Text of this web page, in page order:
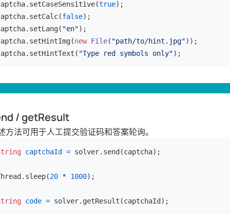
true);
false);
"en");
new File( "path/to/hint.jpg"));
"Type red symbols only");
/ getResult
方法可用于人工提交验证码和答案轮询。
captchaId = solver.send(captcha);
20 * 1000);
code = solver.getResult(captchaId);